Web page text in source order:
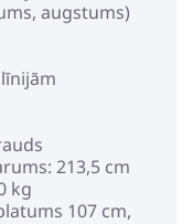
augstums)
213,5 cm
kg
107 cm,